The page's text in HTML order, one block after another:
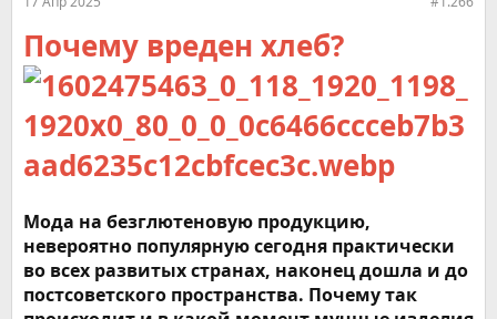
Почему вреден хлеб?
Мода на безглютеновую продукцию,
невероятно популярную сегодня практически
во всех развитых странах, наконец дошла и до
постсоветского пространства. Почему так